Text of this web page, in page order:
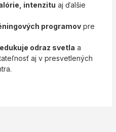
intenzitu aj ďalšie
programovpre
odraz svetla a
aj v presvetlených